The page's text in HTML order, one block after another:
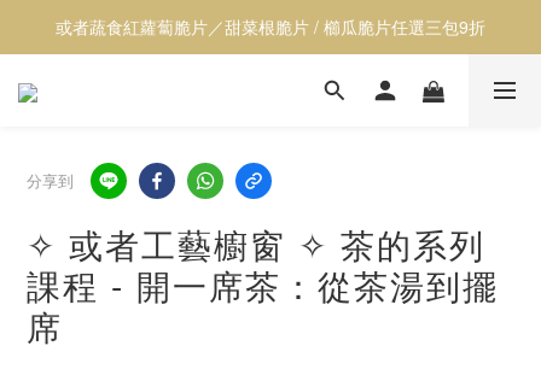
【透心涼】全館居家用品9折
或者蔬食紅蘿蔔脆片／甜菜根脆片 / 櫛瓜脆片任選三包9折
【透心涼】全館居家用品9折
分享到
✧ 或者工藝櫥窗 ✧ 茶的系列
課程 - 開一席茶：從茶湯到擺
席